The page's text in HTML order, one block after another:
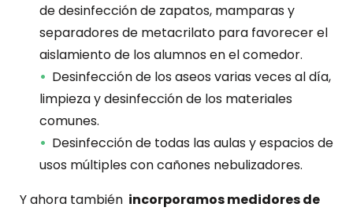
de desinfección de zapatos, mamparas y
separadores de metacrilato para favorecer el
aislamiento de los alumnos en el comedor.
Desinfección de los aseos varias veces al día,
limpieza y desinfección de los materiales
comunes.
Desinfección de todas las aulas y espacios de
usos múltiples con cañones nebulizadores.
Y ahora también incorporamos medidores de